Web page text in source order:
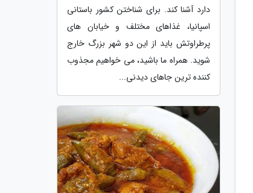
دارد آشنا کند. برای شناختن کشور باستانی
اسپانیا، غذاهای مختلف و خیابان های
پرطراوتش باید از این دو شهر بزرگ خارج
شوید. همراه ما باشید، می خواهیم مجذوب
کننده ترین جاهای دیدنی...